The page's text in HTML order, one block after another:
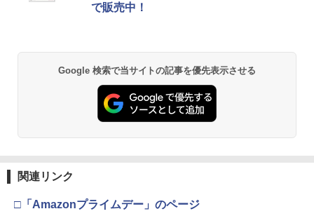
で販売中！
Google 検索で当サイトの記事を優先表示させる
関連リンク
□「Amazonプライムデー」のページ